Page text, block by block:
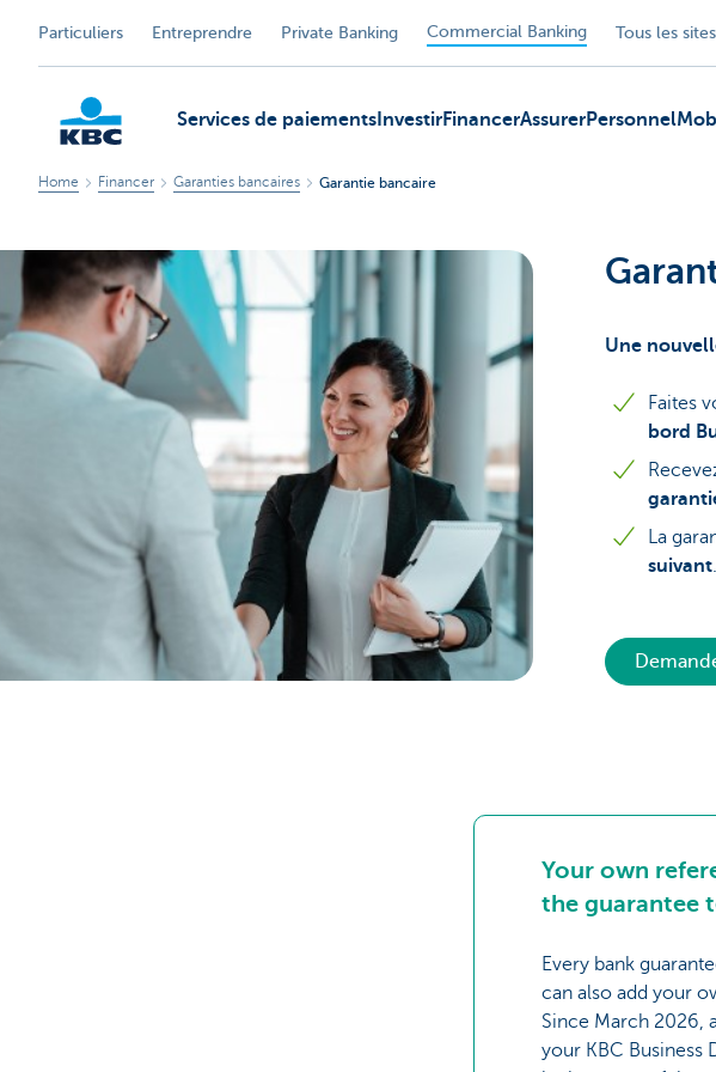
Particuliers Entreprendre Private Banking Commercial Banking Tous les sites
KBC
Corporate
Services de paiements InvestirFinancerAssurerPersonnel
Home Financer Garanties bancaires Garantie bancaire
Une
Faites
bord
La
suivant.
Your own
the guarantee
Every bank
can also add your
Since March 2026,
your KBC Business